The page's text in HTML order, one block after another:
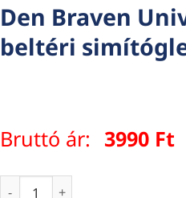
Den Braven
beltéri
Bruttó ár: 3990 Ft
Den Braven Univerzális